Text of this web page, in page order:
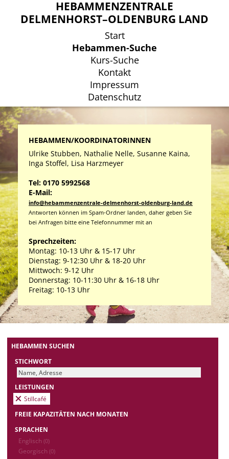
HEBAMMENZENTRALE
DELMENHORST–OLDENBURG LAND
Start
Hebammen-Suche
Kurs-Suche
Kontakt
Impressum
Datenschutz
HEBAMMENZENTRALE
DELMENHORST–OLDENBURG LAND
Start
Hebammen-Suche
Kurs-Suche
Kontakt
Impressum
Datenschutz
HEBAMMEN/KOORDINATORINNEN
Ulrike Stubben, Nathalie Nelle, Susanne Kaina,
Inga Stoffel, Lisa Harzmeyer
Tel: 0170 5992568
E-Mail:
info@hebammenzentrale-delmenhorst-oldenburg-land.de
Antworten können im Spam-Ordner landen, daher geben Sie
bei Anfragen bitte eine Telefonnummer mit an
Sprechzeiten:
Montag: 10-13 Uhr & 15-17 Uhr
Dienstag: 9-12:30 Uhr & 18-20 Uhr
Mittwoch: 9-12 Uhr
Donnerstag: 10-11:30 Uhr & 16-18 Uhr
Freitag: 10-13 Uhr
HEBAMMEN SUCHEN
STICHWORT
LEISTUNGEN
Stillcafé
FREIE KAPAZITÄTEN NACH MONATEN
SPRACHEN
Englisch (0)
Georgisch (0)